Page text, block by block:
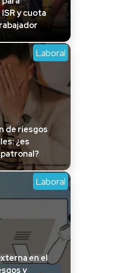
y cuota
Laboral
de riesgos
¿es
Laboral
en el
y